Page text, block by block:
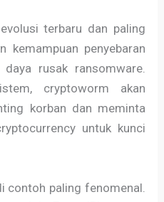
terbaru dan paling
kemampuan penyebaran
rusak ransomware.
cryptoworm akan
korban dan meminta
untuk kunci
contoh paling fenomenal.